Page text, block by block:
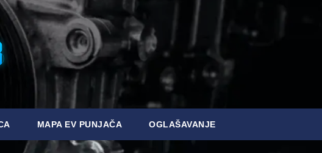
MAPA EV PUNJAČA OGLAŠAVANJE